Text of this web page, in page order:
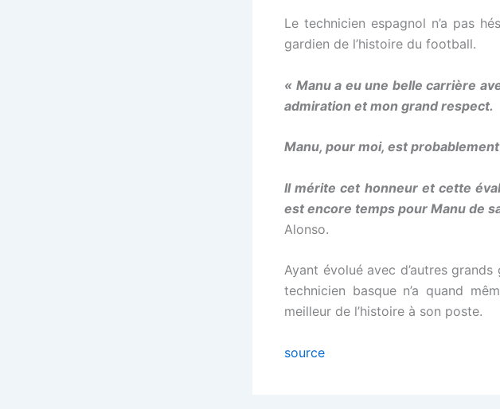
Le technicien espagnol n’a pas
gardien de l’histoire du football.
« Manu a eu une belle carrière
admiration et mon grand respect.
Manu, pour moi, est
Il mérite cet honneur et cette
est encore temps pour Manu de
Alonso.
Ayant évolué avec d’autres
technicien basque n’a quand
meilleur de l’histoire à son poste.
source